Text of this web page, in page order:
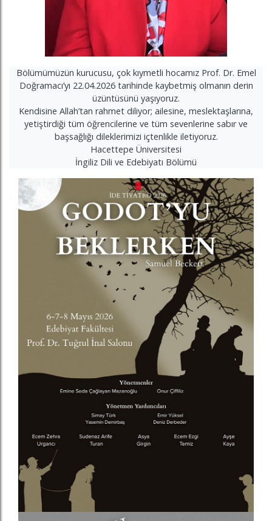
Bölümümüzün kurucusu, çok kıymetli hocamız Prof. Dr. Emel
Doğramacı’yı 22.04.2026 tarihinde kaybetmiş olmanın derin
üzüntüsünü yaşıyoruz.
Kendisine Allah’tan rahmet diliyor; ailesine, meslektaşlarına,
yetiştirdiği tüm öğrencilerine ve tüm sevenlerine sabır ve
başsağlığı dileklerimizi içtenlikle iletiyoruz.
Hacettepe Üniversitesi
İngiliz Dili ve Edebiyatı Bölümü